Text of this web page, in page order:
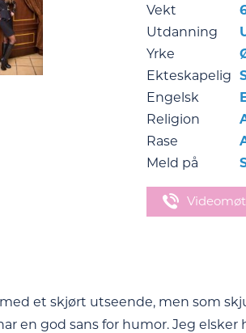
Vekt
Utdanning
Yrke
Ekteskapelig
Engelsk
Religion
Rase
Meld på
et skjørt utseende, men som
en god sans for humor. Jeg